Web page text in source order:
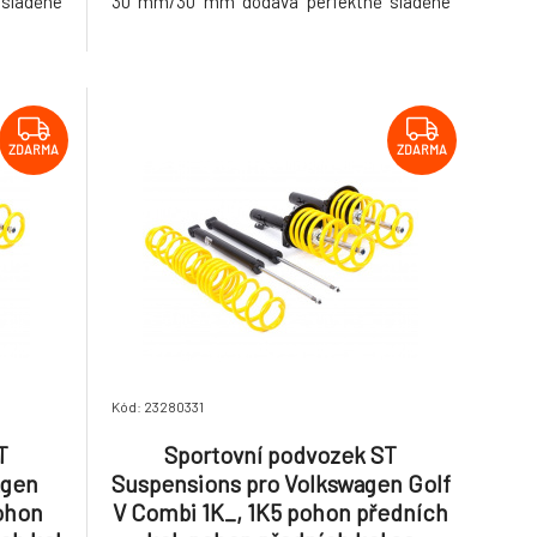
ZDARMA ZDARMA
Kód: 23280331
Sportovní podvozek ST
Suspensions pro Volkswagen Golf
V Combi 1K_, 1K5 pohon předních